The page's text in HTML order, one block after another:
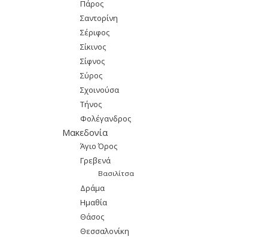
Πάρος
Σαντορίνη
Σέριφος
Σίκινος
Σίφνος
Σύρος
Σχοινούσα
Τήνος
Φολέγανδρος
Μακεδονία
Άγιο Όρος
Γρεβενά
Βασιλίτσα
Δράμα
Ημαθία
Θάσος
Θεσσαλονίκη